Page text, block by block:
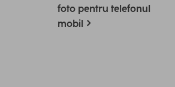
foto pentru telefonul
mobil